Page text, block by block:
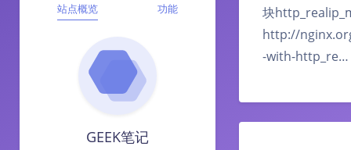
站点概览 功能
GEEK笔记
块
http://
-with-http_re…